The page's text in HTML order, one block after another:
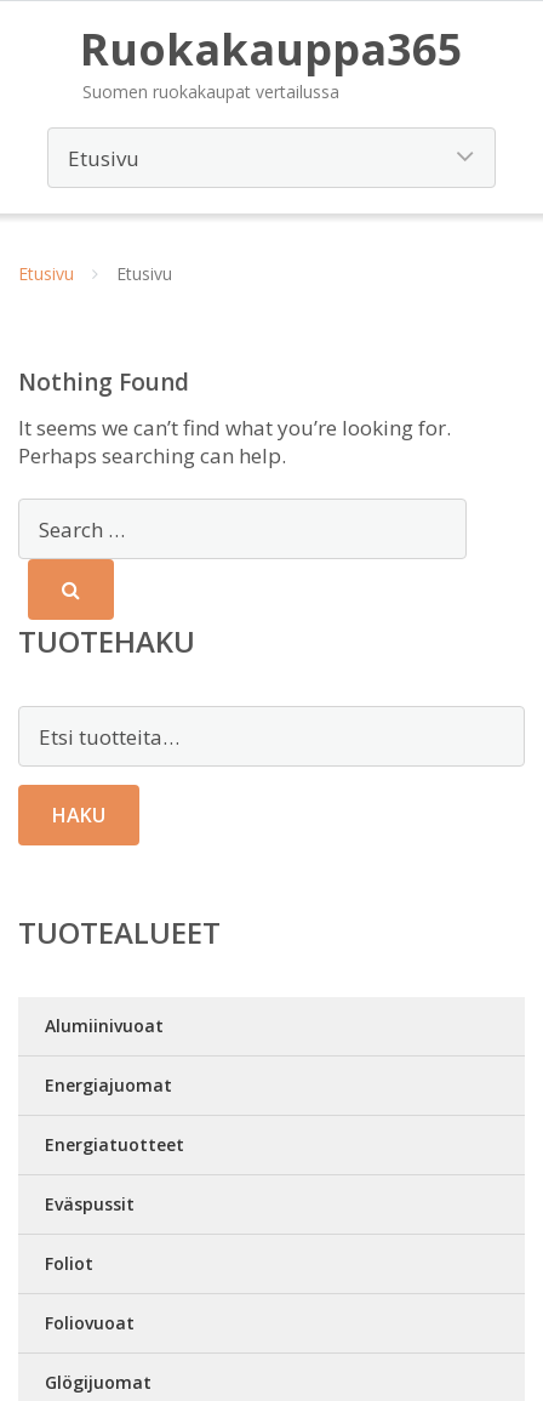
Ruokakauppa365
Suomen ruokakaupat vertailussa
Etusivu Etusivu
Nothing Found
It seems we can’t find what you’re looking for.
Perhaps searching can help.
TUOTEHAKU
HAKU
TUOTEALUEET
Alumiinivuoat
Energiajuomat
Energiatuotteet
Eväspussit
Foliot
Foliovuoat
Glögijuomat